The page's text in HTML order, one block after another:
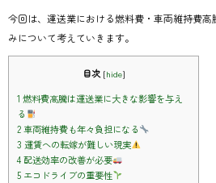
今回は、運送業における燃料費・車両維持費
みについて考えていきます。
目次 [hide]
1 燃料費高騰は運送業に大きな影響を与え
る
2車両維持費も年々負担になる
3 運賃への転嫁が難しい現実
4配送効率の改善が必要
5 エコドライブの重要性